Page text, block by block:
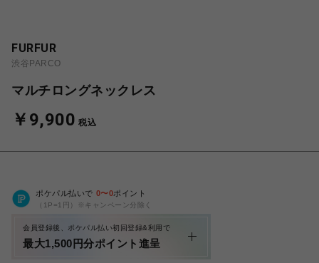
FURFUR
渋谷PARCO
マルチロングネックレス
￥9,900 税込
ポケパル払いで 0〜0ポイント
（1P=1円）※キャンペーン分除く
会員登録後、ポケパル払い初回登録&利用で
最大1,500円分ポイント進呈